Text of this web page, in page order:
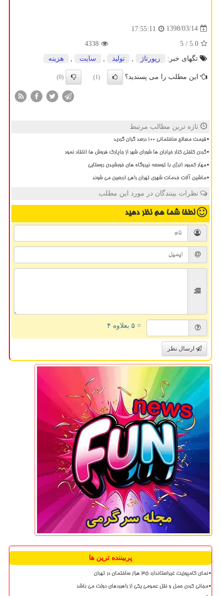
1398/03/14
17:55:11
5.0
/ 5
4338
تگهای خبر:
رپورتاژ تولید سایت هزینه
این مطلب را می پسندید؟ (1)
(0)
تازه ترین مطالب مرتبط
قیمت مصالح ساختمانی ۱۰۰ درصد گران گردید
گردن کلفتی کنار خیابان ها شورای شهر از جاپارک فروش ها انتقاد نمود
مهار کمبود انرژی با توسعه نیروگاه های خورشیدی روستایی
ماشین آلات خدمات شهری تهران راهی اربعین می شوند
نظرات بینندگان در مورد این مطلب
لطفا شما همنظر دهید
= ۵ بعلاوه ۴
ارسال نظر
پربیننده ترین ها
نمای کامپوزیت غیراستاندارد ۳۵ هزار ساختمان در تهران
مجانی کردن حمل و نقل عمومی یکی از راهبردهای دولت می باشد